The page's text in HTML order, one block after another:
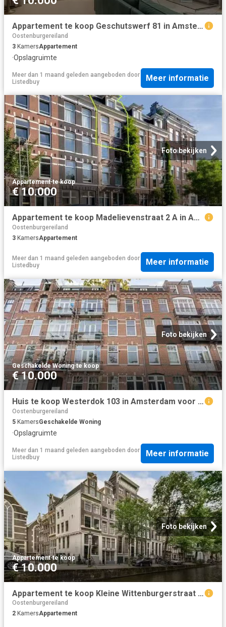
Appartement te koop Geschutswerf 81 in Amsterdam voor € 1.495.
Oostenburgereiland
3 KamersAppartement
·Opslagruimte
Meer dan 1 maand geleden aangeboden door
Listedbuy
Meer informatie
Foto bekijken
Appartement·te koop
€ 10.000
Appartement te koop Madelievenstraat 2 A in Amsterdam voor € 6.
Oostenburgereiland
3 KamersAppartement
Meer dan 1 maand geleden aangeboden door
Listedbuy
Meer informatie
Foto bekijken
Geschakelde Woning·te koop
€ 10.000
Huis te koop Westerdok 103 in Amsterdam voor € 839.000
Oostenburgereiland
5 KamersGeschakelde Woning
·Opslagruimte
Meer dan 1 maand geleden aangeboden door
Listedbuy
Meer informatie
Foto bekijken
Appartement·te koop
€ 10.000
Appartement te koop Kleine Wittenburgerstraat 34 in Amsterdam.
Oostenburgereiland
2 KamersAppartement